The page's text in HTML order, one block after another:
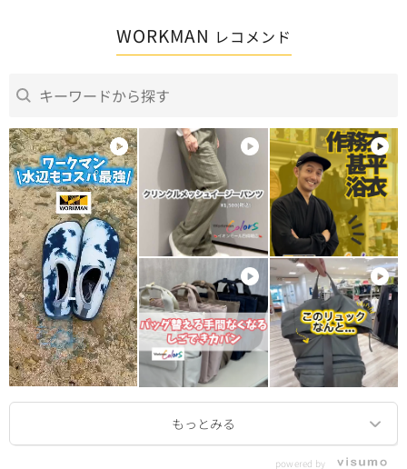
WORKMAN レコメンド
powered by